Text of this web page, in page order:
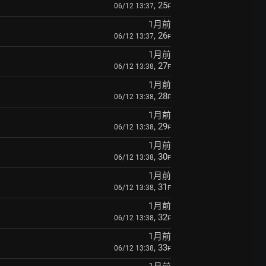
06/12 13:37, 25F
1月前
06/12 13:37, 26F
1月前
06/12 13:38, 27F
1月前
06/12 13:38, 28F
1月前
06/12 13:38, 29F
1月前
06/12 13:38, 30F
1月前
06/12 13:38, 31 F
1月前
06/12 13:38, 32F
1月前
06/12 13:38, 33F